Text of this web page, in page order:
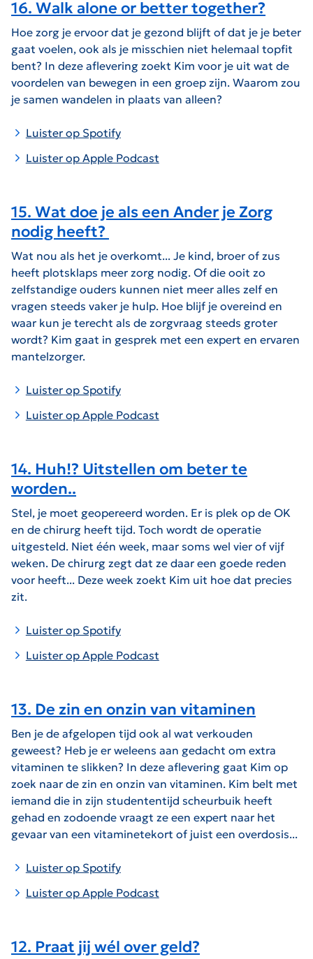
16. Walk alone or better together?
Hoe zorg je ervoor dat je gezond blijft of dat je je beter
gaat voelen, ook als je misschien niet helemaal topfit
bent? In deze aflevering zoekt Kim voor je uit wat de
voordelen van bewegen in een groep zijn. Waarom zou
je samen wandelen in plaats van alleen?
Luister op Spotify
Luister op Apple Podcast
15. Wat doe je als een Ander je Zorg
nodig heeft?
Wat nou als het je overkomt... Je kind, broer of zus
heeft plotsklaps meer zorg nodig. Of die ooit zo
zelfstandige ouders kunnen niet meer alles zelf en
vragen steeds vaker je hulp. Hoe blijf je overeind en
waar kun je terecht als de zorgvraag steeds groter
wordt? Kim gaat in gesprek met een expert en ervaren
mantelzorger.
Luister op Spotify
Luister op Apple Podcast
14. Huh!? Uitstellen om beter te
worden..
Stel, je moet geopereerd worden. Er is plek op de OK
en de chirurg heeft tijd. Toch wordt de operatie
uitgesteld. Niet één week, maar soms wel vier of vijf
weken. De chirurg zegt dat ze daar een goede reden
voor heeft... Deze week zoekt Kim uit hoe dat precies
zit.
Luister op Spotify
Luister op Apple Podcast
13. De zin en onzin van vitaminen
Ben je de afgelopen tijd ook al wat verkouden
geweest? Heb je er weleens aan gedacht om extra
vitaminen te slikken? In deze aflevering gaat Kim op
zoek naar de zin en onzin van vitaminen. Kim belt met
iemand die in zijn studententijd scheurbuik heeft
gehad en zodoende vraagt ze een expert naar het
gevaar van een vitaminetekort of juist een overdosis...
Luister op Spotify
Luister op Apple Podcast
12. Praat jij wél over geld?